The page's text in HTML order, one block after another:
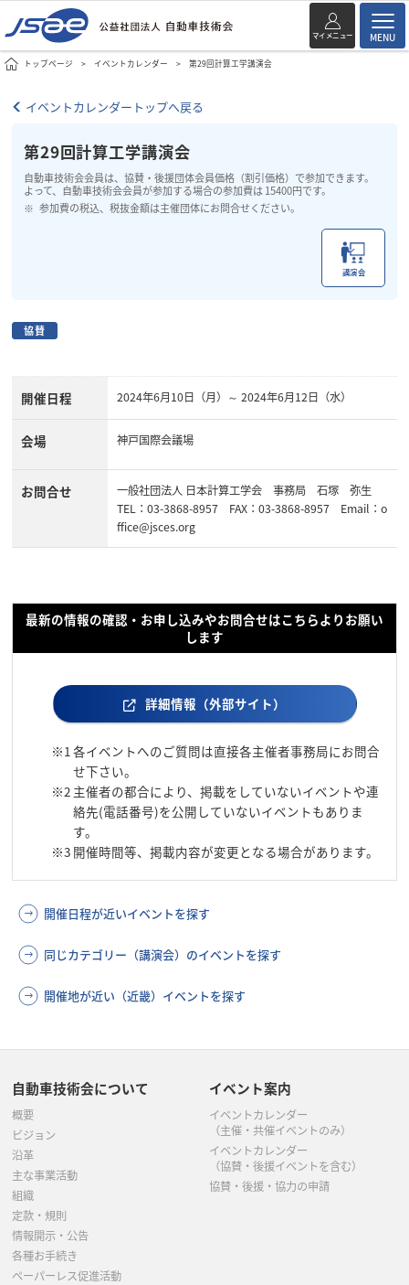
マイメニュー MENU
トップページ イベントカレンダー 第29回計算工学講演会
イベントカレンダートップへ戻る
第29回計算工学講演会
自動車技術会会員は、協賛・後援団体会員価格（割引価格）で参加できます。
よって、自動車技術会会員が参加する場合の参加費は 15400円です。
参加費の税込、税抜金額は主催団体にお問合せください。
講演会
協賛
開催日程 2024年6月10日（月）～ 2024年6月12日（水）
会場 神戸国際会議場
お問合せ
一般社団法人 日本計算工学会 事務局 石塚 弥生
TEL：03-3868-8957 FAX：03-3868-8957 Email：o
ffice@jsces.org
最新の情報の確認・お申し込みやお問合せはこちらよりお願い
します
詳細情報（外部サイト）
※1 各イベントへのご質問は直接各主催者事務局にお問合
せ下さい。
※2 主催者の都合により、掲載をしていないイベントや連
絡先(電話番号)を公開していないイベントもありま
す。
※3 開催時間等、掲載内容が変更となる場合があります。
開催日程が近いイベントを探す
同じカテゴリー（講演会）のイベントを探す
開催地が近い（近畿）イベントを探す
自動車技術会について
概要
ビジョン
沿革
主な事業活動
組織
定款・規則
情報開示・公告
各種お手続き
ペーパーレス促進活動
イベント案内
イベントカレンダー
（主催・共催イベントのみ）
イベントカレンダー
（協賛・後援イベントを含む）
協賛・後援・協力の申請